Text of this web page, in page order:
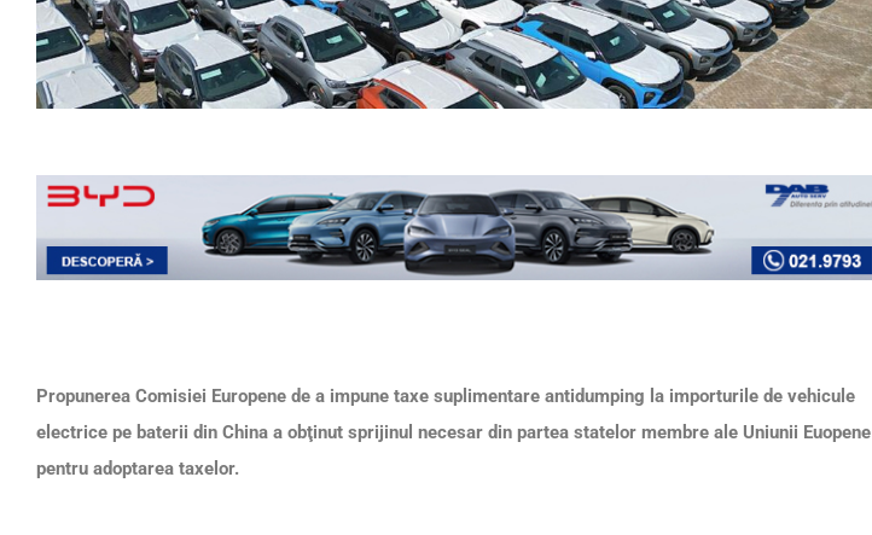
Propunerea Comisiei Europene de a impune taxe suplimentare antidumping la importurile de vehicule
electrice pe baterii din China a obţinut sprijinul necesar din partea statelor membre ale Uniunii Euopene
pentru adoptarea taxelor.